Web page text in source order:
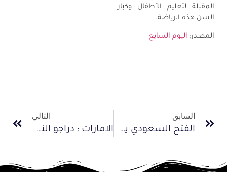
المقبلة لتعليم الأطفال وكبار
السن هذه الرياضة.
المصدر: اليوم السايع
السابق
الفتح السعودي يستضيف البطولة العربية للأندية الأبطال للدراجات
التالي
الامارات : دراجو النصر يحرزون لقب الفرق ضد الساعة للناشئين